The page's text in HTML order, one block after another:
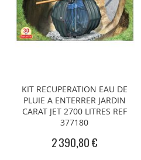
KIT RECUPERATION EAU DE
PLUIE A ENTERRER JARDIN
CARAT JET 2700 LITRES REF
377180
2 390,80 €